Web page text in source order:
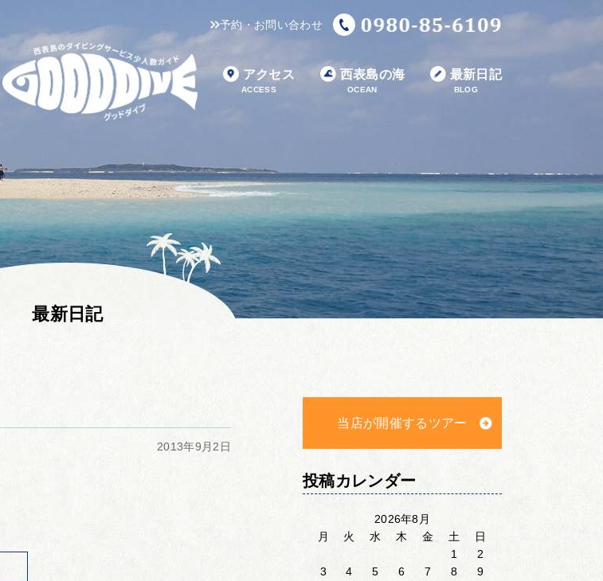
予約・お問い合わせ
アクセス
ACCESS
西表島の海
OCEAN
最新日記
BLOG
最新日記
2013年9月2日
当店が開催するツアー
投稿カレンダー
2026年8月
月
火 水 木 金 土
日
1
2
3
4 5 6 7 8
9